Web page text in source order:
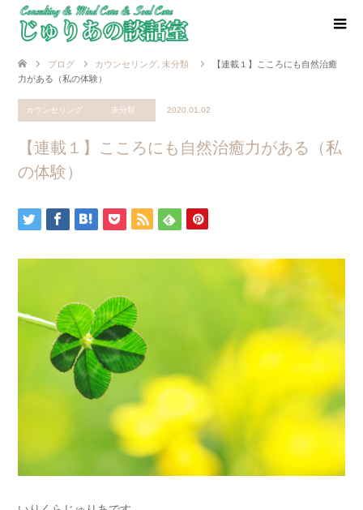
ブログ カウンセリング 未分類
【連載１】こころにも自然治癒
力がある（私の体験）
カウンセリング 未分類 2020.01.02
【連載１】こころにも自然治癒力がある（私
の体験）